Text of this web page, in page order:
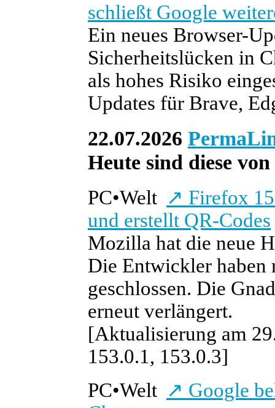
schließt Google
Ein neues Browser-
Sicherheitslücken in
als hohes Risiko
Updates für Brave,
22.07.2026
Heute sind diese
PC•Welt ↗ Firefox
und erstellt QR-Codes
Mozilla hat die neue
Die Entwickler haben
geschlossen. Die
erneut verlängert.
[Aktualisierung am
153.0.1, 153.0.3]
PC•Welt ↗ Google